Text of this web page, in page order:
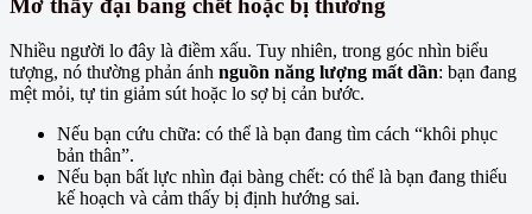
Mơ thấy đại bàng chết hoặc bị thương
Nhiều người lo đây là điềm xấu. Tuy nhiên, trong góc nhìn biểu
tượng, nó thường phản ánh nguồn năng lượng mất dần: bạn đang
mệt mỏi, tự tin giảm sút hoặc lo sợ bị cản bước.
Nếu bạn cứu chữa: có thể là bạn đang tìm cách “khôi phục
bản thân”.
Nếu bạn bất lực nhìn đại bàng chết: có thể là bạn đang thiếu
kế hoạch và cảm thấy bị định hướng sai.